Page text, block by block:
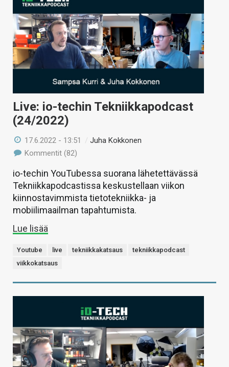
Live: io-techin Tekniikkapodcast
(24/2022)
17.6.2022 - 13:51 /Juha Kokkonen
Kommentit (82)
io-techin YouTubessa suorana lähetettävässä
Tekniikkapodcastissa keskustellaan viikon
kiinnostavimmista tietotekniikka- ja
mobiilimaailman tapahtumista.
Lue lisää
Youtube live tekniikkakatsaus
tekniikkapodcast
viikkokatsaus